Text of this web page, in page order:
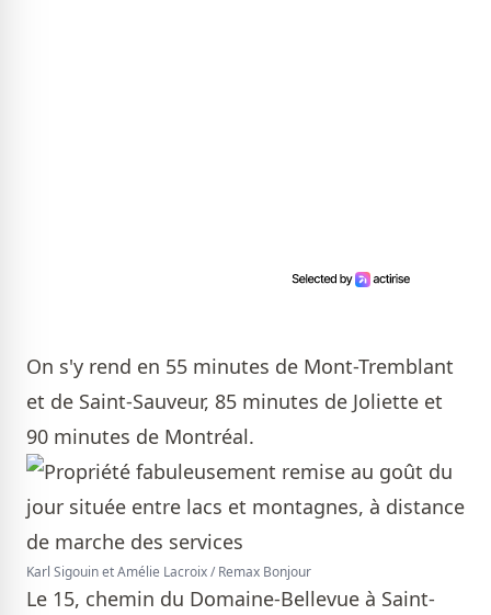
On s'y rend en 55 minutes de Mont-Tremblant
et de Saint-Sauveur, 85 minutes de Joliette et
90 minutes de Montréal.
Karl Sigouin et Amélie Lacroix / Remax Bonjour
Le 15, chemin du Domaine-Bellevue à Saint-